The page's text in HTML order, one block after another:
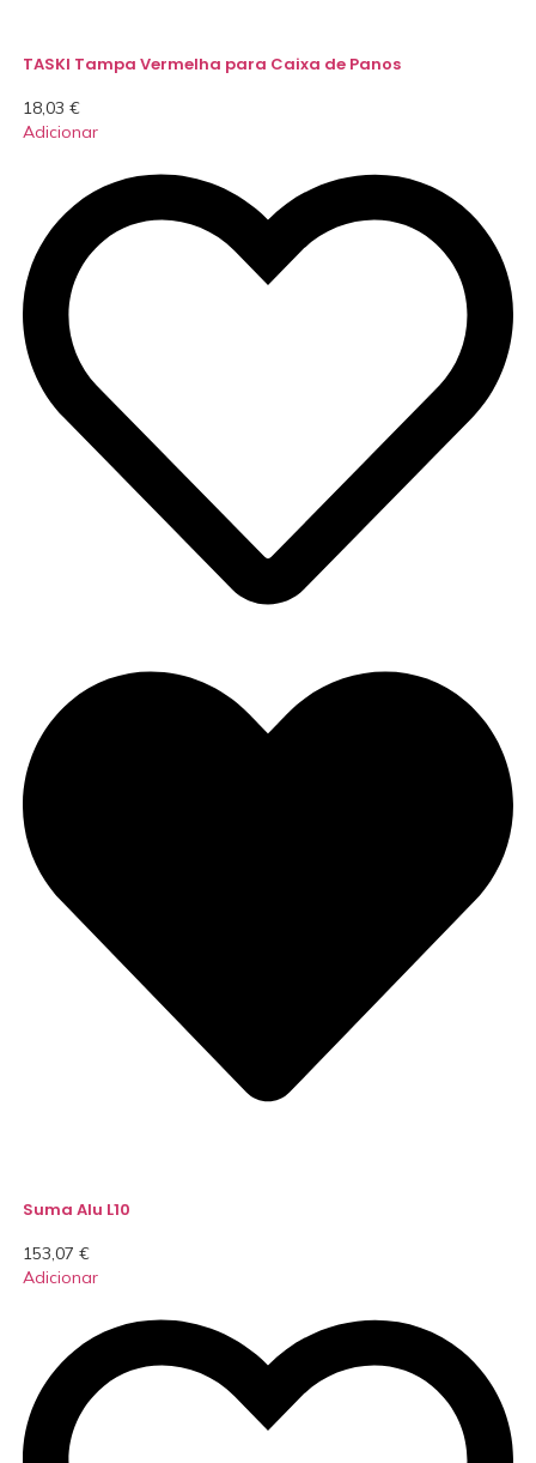
TASKI Tampa Vermelha para Caixa de Panos
18,03 €
Adicionar
Suma Alu L10
153,07 €
Adicionar